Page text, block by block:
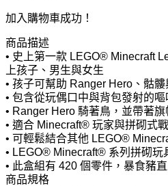
加入購物車成功！
商品描述
• 史上第一款 LEGO® Minecraft
上孩子、男生與女生
• 孩子可幫助 Ranger Hero、骷
• 包含從玩偶口中與背包發射的嘔
• Ranger Hero 騎著鳥，並帶著
• 適合 Minecraft® 玩家與拼砌式
• 可輕鬆結合其他 LEGO®
• LEGO® Minecraft® 系列拼砌玩
• 此盒組有 420 個零件，暴食豬
商品規格